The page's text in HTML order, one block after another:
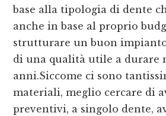
base alla tipologia di dente
anche in base al proprio
strutturare un buon
di una qualità utile a durare
anni.Siccome ci sono
materiali, meglio cercare di
preventivi, a singolo dente,